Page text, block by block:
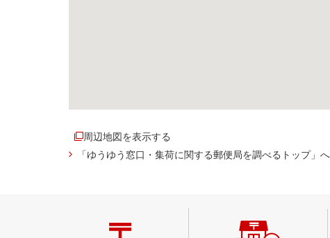
周辺地図を表示する
「ゆうゆう窓口・集荷に関する郵便局を調べるトップ」